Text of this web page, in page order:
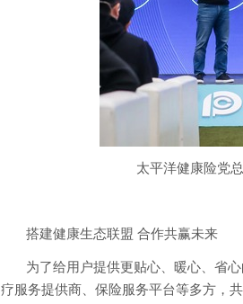
太平洋健康险党
搭建健康生态联盟 合作共赢未来
为了给用户提供更贴心、暖心、省
疗服务提供商、保险服务平台等多方，